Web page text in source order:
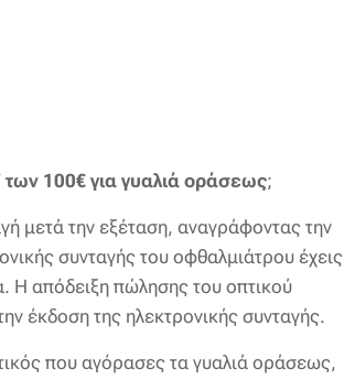
των 100€ για γυαλιά οράσεως;
μετά την εξέταση, αναγράφοντας την
συνταγής του οφθαλμιάτρου έχεις
Η απόδειξη πώλησης του οπτικού
έκδοση της ηλεκτρονικής συνταγής.
που αγόρασες τα γυαλιά οράσεως,